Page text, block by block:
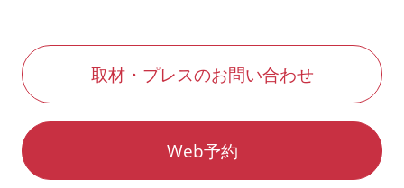
取材・プレスのお問い合わせ
Web予約